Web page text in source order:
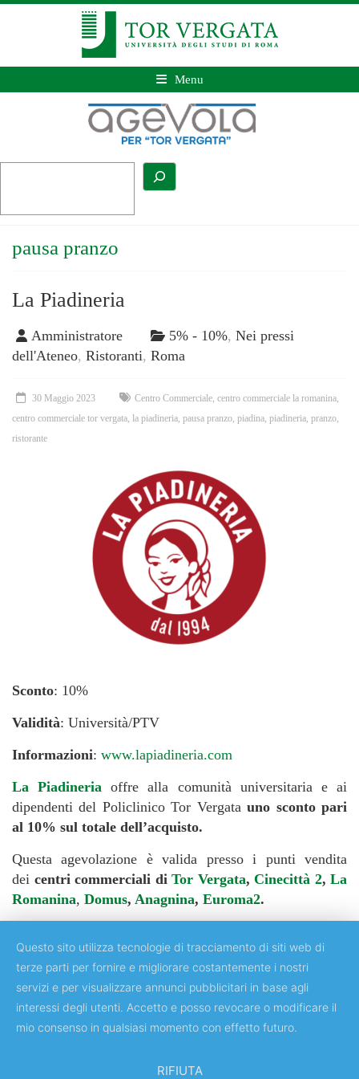
Menu
pausa pranzo
La Piadineria
Amministratore 5% - 10%, Nei pressi
dell'Ateneo, Ristoranti, Roma
30 Maggio 2023 Centro Commerciale centro commerciale la romanina
centro commerciale tor vergata la piadineria pausa pranzo piadina piadineria pranzo
ristorante
Sconto: 10%
Validità: Università/PTV
Informazioni: www.lapiadineria.com
La Piadineria
offre alla comunità universitaria e ai
dipendenti del Policlinico Tor Vergatauno sconto pari
al 10% sul totale dell’acquisto.
Questa agevolazione è valida presso i punti vendita
dei centri commerciali di Tor Vergata, Cinecittà 2, La
Romanina, Domus, Anagnina, Euroma2.
Copyright © 2018 Università degli Studi di Roma "Tor Vergata"
Questo sito utilizza tecnologie di tracciamento di siti web di
terze parti per fornire e migliorare costantemente i nostri
servizi e per visualizzare annunci pubblicitari in base agli
interessi degli utenti. Accetto e posso revocare o modificare il
mio consenso in qualsiasi momento con effetto futuro.
RIFIUTA